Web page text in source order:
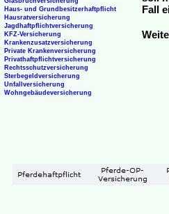
Fall
Haus- und Grundbesitzerhaftpflicht
Hausratversicherung
Jagdhaftpflichtversicherung
KFZ-Versicherung
Krankenzusatzversicherung
Private Krankenversicherung
Privathaftpflichtversicherung
Rechtsschutzversicherung
Sterbegeldversicherung
Unfallversicherung
Wohngebäudeversicherung